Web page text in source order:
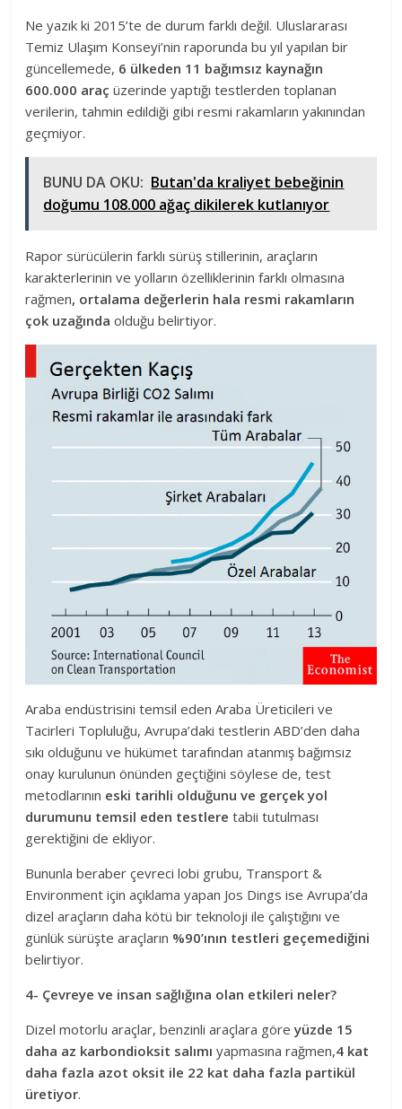
Ne yazık ki 2015’te de durum farklı değil. Uluslararası
Temiz Ulaşım Konseyi’nin raporunda bu yıl yapılan bir
güncellemede, 6 ülkeden 11 bağımsız kaynağın
600.000 araçüzerinde yaptığı testlerden toplanan
verilerin, tahmin edildiği gibi resmi rakamların yakınından
geçmiyor.
BUNU DA OKU: Butan'da kraliyet bebeğinin
doğumu 108.000 ağaç dikilerek kutlanıyor
Rapor sürücülerin farklı sürüş stillerinin, araçların
karakterlerinin ve yolların özelliklerinin farklı olmasına
rağmen, ortalama değerlerin hala resmi rakamların
çok uzağında olduğu belirtiyor.
Araba endüstrisini temsil eden Araba Üreticileri ve
Tacirleri Topluluğu, Avrupa’daki testlerin ABD’den daha
sıkı olduğunu ve hükümet tarafından atanmış bağımsız
onay kurulunun önünden geçtiğini söylese de, test
metodlarının eski tarihli olduğunu ve gerçek yol
durumunu temsil eden testlere tabii tutulması
gerektiğini de ekliyor.
Bununla beraber çevreci lobi grubu, Transport &
Environment için açıklama yapan Jos Dings ise Avrupa’da
dizel araçların daha kötü bir teknoloji ile çalıştığını ve
günlük sürüşte araçların %90’ının testleri geçemediğini
belirtiyor.
4- Çevreye ve insan sağlığına olan etkileri neler?
Dizel motorlu araçlar, benzinli araçlara göre yüzde 15
daha az karbondioksit salımıyapmasına rağmen,4 kat
daha fazla azot oksit ile 22 kat daha fazla partikül
üretiyor.